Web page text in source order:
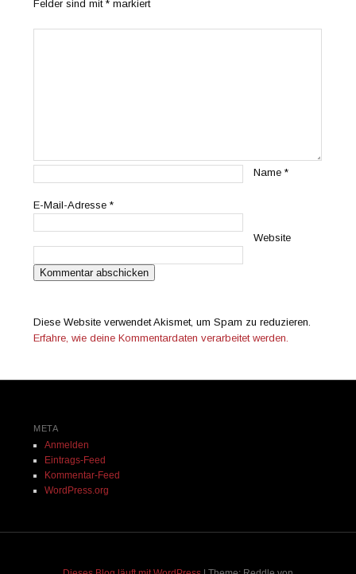
Felder sind mit* markiert
Name*
E-Mail-Adresse*
Website
Diese Website verwendet Akismet, um Spam zu reduzieren.
Erfahre, wie deine Kommentardaten verarbeitet werden.
META
Anmelden
Eintrags-Feed
Kommentar-Feed
WordPress.org